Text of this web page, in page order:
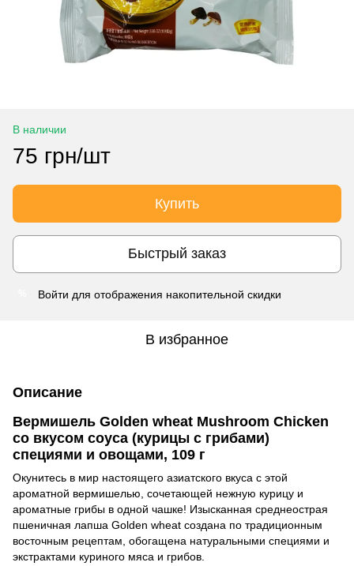
В наличии
75 грн/шт
Купить
Быстрый заказ
Войти для отображения накопительной скидки
В избранное
Описание
Вермишель Golden wheat Mushroom Chicken
со вкусом соуса (курицы с грибами)
специями и овощами, 109 г
Окунитесь в мир настоящего азиатского вкуса с этой
ароматной вермишелью, сочетающей нежную курицу и
ароматные грибы в одной чашке! Изысканная среднеострая
пшеничная лапша Golden wheat создана по традиционным
восточным рецептам, обогащена натуральными специями и
экстрактами куриного мяса и грибов.